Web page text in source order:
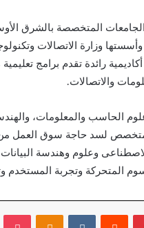
المتخصصة بالشرق
وزارة الاتصالات
رائدة تقدم برامج
والاتصالات.
4 كليات هى: (علوم الحاسب
وتقدم 16 برنامج تعليمى متخصص لسد
وعلوم وهندسة
المتحركة وتجربة المستخدم
بينتيريست